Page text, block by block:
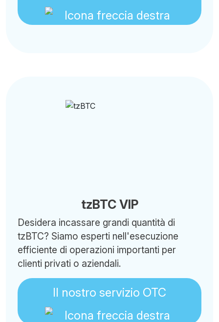
tzBTC VIP
Desidera incassare grandi quantità di
tzBTC? Siamo esperti nell'esecuzione
efficiente di operazioni importanti per
clienti privati o aziendali.
Il nostro servizio OTC